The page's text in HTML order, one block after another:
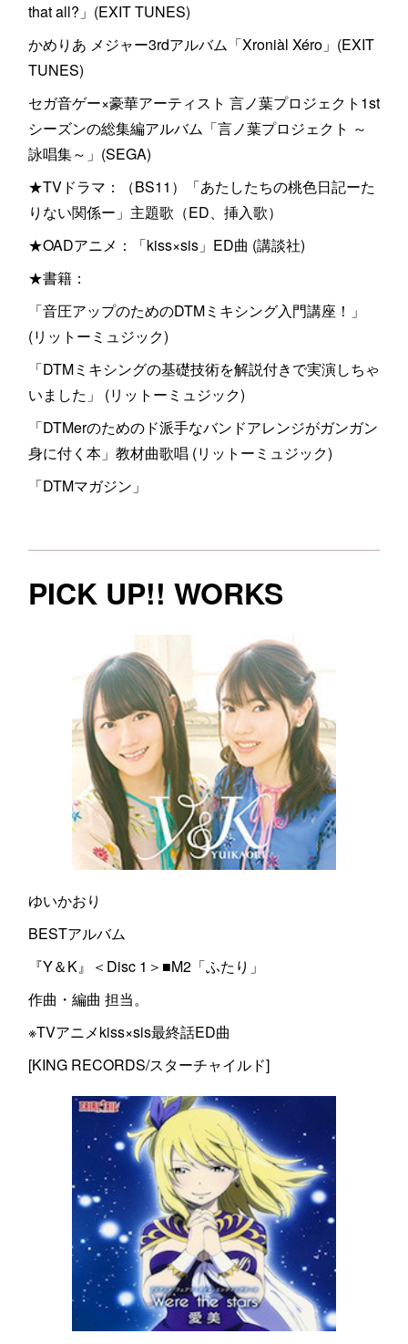
that all?」(EXIT TUNES)
かめりあ メジャー3rdアルバム「Xroniàl Xéro」(EXIT
TUNES)
セガ音ゲー×豪華アーティスト 言ノ葉プロジェクト1st
シーズンの総集編アルバム「言ノ葉プロジェクト ～
詠唱集～」(SEGA)
★TVドラマ：（BS11）「あたしたちの桃色日記ーた
りない関係ー」主題歌（ED、挿入歌）
★OADアニメ：「kiss×sis」ED曲 (講談社)
★書籍：
「音圧アップのためのDTMミキシング入門講座！」
(リットーミュジック)
「DTMミキシングの基礎技術を解説付きで実演しちゃ
いました」 (リットーミュジック)
「DTMerのためのド派手なバンドアレンジがガンガン
身に付く本」教材曲歌唱 (リットーミュジック)
「DTMマガジン」
PICK UP!! WORKS
ゆいかおり
BESTアルバム
『Y＆K』＜Disc 1＞■M2「ふたり」
作曲・編曲 担当。
※TVアニメkiss×sis最終話ED曲
[KING RECORDS/スターチャイルド]